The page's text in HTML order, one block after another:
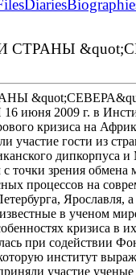
Diaries
2009 г. в
кризиса на
участие гости из
точки зрения
процессов на
Ярославля, а
в ученом
кризиса в
при содействии
институт
участие